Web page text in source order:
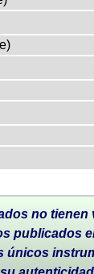
no tienen
publicados
únicos